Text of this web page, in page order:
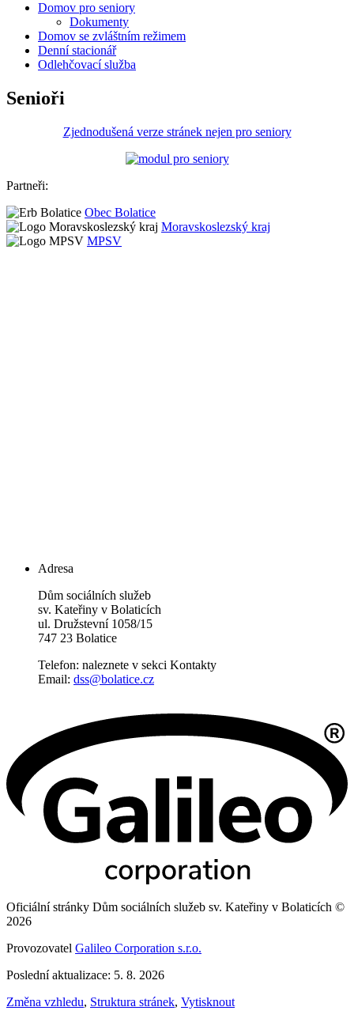
Domov pro seniory
Dokumenty
Domov se zvláštním režimem
Denní stacionář
Odlehčovací služba
Senioři
Zjednodušená verze stránek nejen pro seniory
Partneři:
Obec Bolatice
Moravskoslezský kraj
MPSV
Adresa
Dům sociálních služeb
sv. Kateřiny v Bolaticích
ul. Družstevní 1058/15
747 23 Bolatice
Telefon: naleznete v sekci Kontakty
Email: dss@bolatice.cz
Oficiální stránky Dům sociálních služeb sv. Kateřiny v Bolaticích ©
2026
Provozovatel Galileo Corporation s.r.o.
Poslední aktualizace: 5. 8. 2026
Změna vzhledu, Struktura stránek, Vytisknout